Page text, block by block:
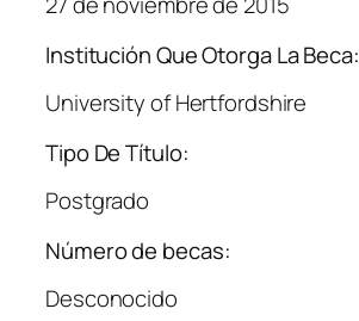
Institución Que Otorga La Beca:
University of Hertfordshire
Tipo De Título:
Postgrado
Número de becas:
Desconocido